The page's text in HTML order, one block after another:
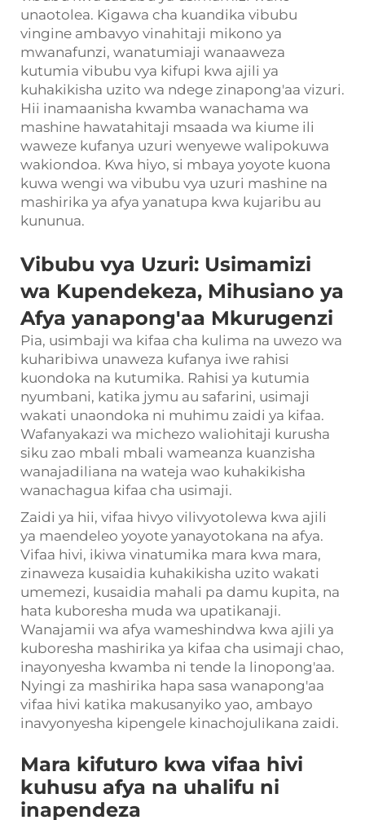
unaotolea. Kigawa cha kuandika vibubu
vingine ambavyo vinahitaji mikono ya
mwanafunzi, wanatumiaji wanaaweza
kutumia vibubu vya kifupi kwa ajili ya
kuhakikisha uzito wa ndege zinapong'aa vizuri.
Hii inamaanisha kwamba wanachama wa
mashine hawatahitaji msaada wa kiume ili
waweze kufanya uzuri wenyewe walipokuwa
wakiondoa. Kwa hiyo, si mbaya yoyote kuona
kuwa wengi wa vibubu vya uzuri mashine na
mashirika ya afya yanatupa kwa kujaribu au
kununua.
Vibubu vya Uzuri: Usimamizi
wa Kupendekeza, Mihusiano ya
Afya yanapong'aa Mkurugenzi
Pia, usimbaji wa kifaa cha kulima na uwezo wa
kuharibiwa unaweza kufanya iwe rahisi
kuondoka na kutumika. Rahisi ya kutumia
nyumbani, katika jymu au safarini, usimaji
wakati unaondoka ni muhimu zaidi ya kifaa.
Wafanyakazi wa michezo waliohitaji kurusha
siku zao mbali mbali wameanza kuanzisha
wanajadiliana na wateja wao kuhakikisha
wanachagua kifaa cha usimaji.
Zaidi ya hii, vifaa hivyo vilivyotolewa kwa ajili
ya maendeleo yoyote yanayotokana na afya.
Vifaa hivi, ikiwa vinatumika mara kwa mara,
zinaweza kusaidia kuhakikisha uzito wakati
umemezi, kusaidia mahali pa damu kupita, na
hata kuboresha muda wa upatikanaji.
Wanajamii wa afya wameshindwa kwa ajili ya
kuboresha mashirika ya kifaa cha usimaji chao,
inayonyesha kwamba ni tende la linopong'aa.
Nyingi za mashirika hapa sasa wanapong'aa
vifaa hivi katika makusanyiko yao, ambayo
inavyonyesha kipengele kinachojulikana zaidi.
Mara kifuturo kwa vifaa hivi
kuhusu afya na uhalifu ni
inapendeza